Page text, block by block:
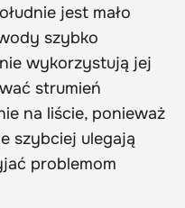
jest mało
szybko
wykorzystują jej
strumień
na liście, ponieważ
szybciej ulegają
problemom